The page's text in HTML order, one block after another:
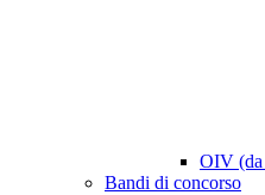
OIV (da
Bandi di concorso